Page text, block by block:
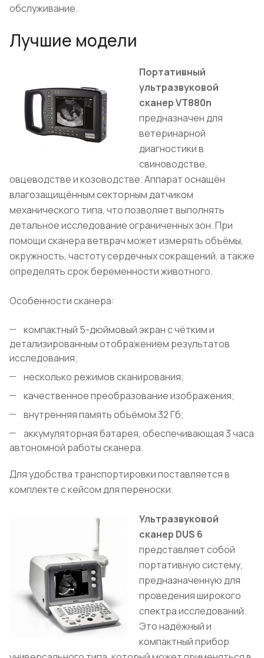
обслуживание.
Лучшие модели
Портативный
ультразвуковой
сканер VT880n
предназначен для
ветеринарной
диагностики в
свиноводстве,
овцеводстве и козоводстве. Аппарат оснащён
влагозащищённым секторным датчиком
механического типа, что позволяет выполнять
детальное исследование ограниченных зон. При
помощи сканера ветврач может измерять объёмы,
окружность, частоту сердечных сокращений, а также
определять срок беременности животного.
Особенности сканера:
компактный 5-дюймовый экран с чётким и
детализированным отображением результатов
исследования;
несколько режимов сканирования;
качественное преобразование изображения;
внутренняя память объёмом 32 Гб;
аккумуляторная батарея, обеспечивающая 3 часа
автономной работы сканера.
Для удобства транспортировки поставляется в
комплекте с кейсом для переноски.
Ультразвуковой
сканер DUS 6
представляет собой
портативную систему,
предназначенную для
проведения широкого
спектра исследований.
Это надёжный и
компактный прибор